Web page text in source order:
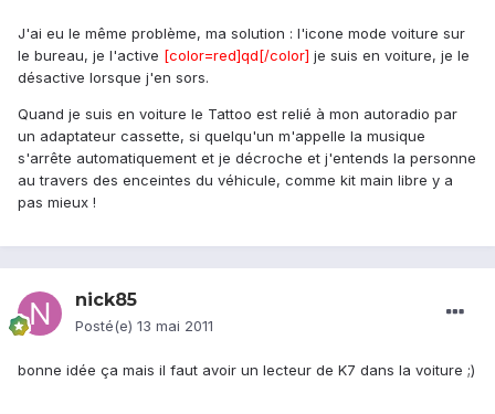
J'ai eu le même problème, ma solution : l'icone mode voiture sur
le bureau, je l'active [color=red]qd[/color] je suis en voiture, je le
désactive lorsque j'en sors.
Quand je suis en voiture le Tattoo est relié à mon autoradio par
un adaptateur cassette, si quelqu'un m'appelle la musique
s'arrête automatiquement et je décroche et j'entends la personne
au travers des enceintes du véhicule, comme kit main libre y a
pas mieux !
nick85
Posté(e) 13 mai 2011
bonne idée ça mais il faut avoir un lecteur de K7 dans la voiture ;)